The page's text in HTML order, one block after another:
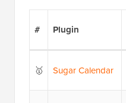
# Plugin
🥇 Sugar Calendar